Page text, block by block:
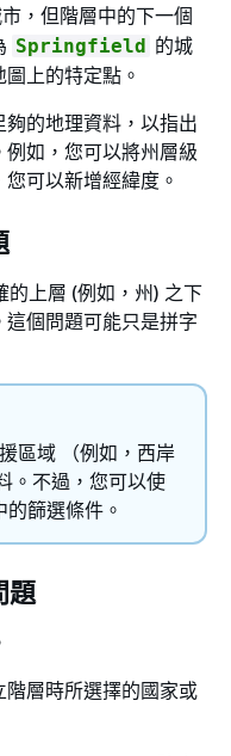
，但階層中的下一個
Springfield 的城
上的特定點。
的地理資料，以指出
如，您可以將州層級
可以新增經緯度。
的上層 (例如，州) 之下
個問題可能只是拼字
區域 （例如，西岸
。不過，您可以使
篩選條件。
題
層時所選擇的國家或